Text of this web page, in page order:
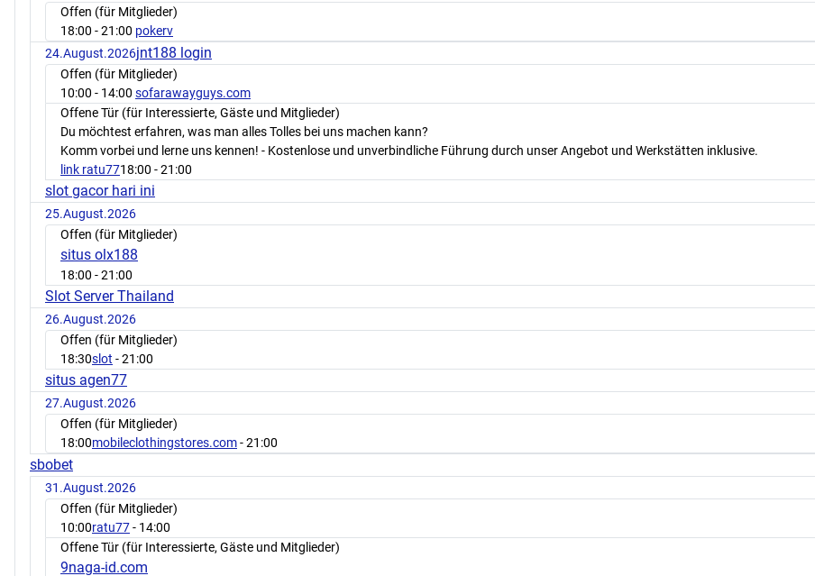
Offen (für Mitglieder)
18:00 - 21:00 pokerv
24.August.2026jnt188 login
Offen (für Mitglieder)
10:00 - 14:00 sofarawayguys.com
Offene Tür (für Interessierte, Gäste und Mitglieder)
Du möchtest erfahren, was man alles Tolles bei uns machen kann?
Komm vorbei und lerne uns kennen! - Kostenlose und unverbindliche Führung durch unser Angebot und Werkstätten inklusive.
link ratu7718:00 - 21:00
slot gacor hari ini
25.August.2026
Offen (für Mitglieder)
situs olx188
18:00 - 21:00
Slot Server Thailand
26.August.2026
Offen (für Mitglieder)
18:30slot - 21:00
situs agen77
27.August.2026
Offen (für Mitglieder)
18:00mobileclothingstores.com- 21:00
sbobet
31.August.2026
Offen (für Mitglieder)
10:00ratu77- 14:00
Offene Tür (für Interessierte, Gäste und Mitglieder)
9naga-id.com